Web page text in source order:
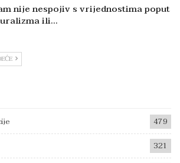
nije nespojiv s vrijednostima poput
ili…
479
321